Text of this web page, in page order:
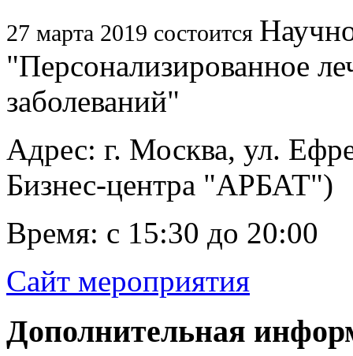
27 марта 2019 состоится
"Персонализированное
заболеваний"
Адрес: г. Москва, ул.
Бизнес-центра "АРБАТ")
Время: с 15:30 до 20:00
Сайт мероприятия
Дополнительная